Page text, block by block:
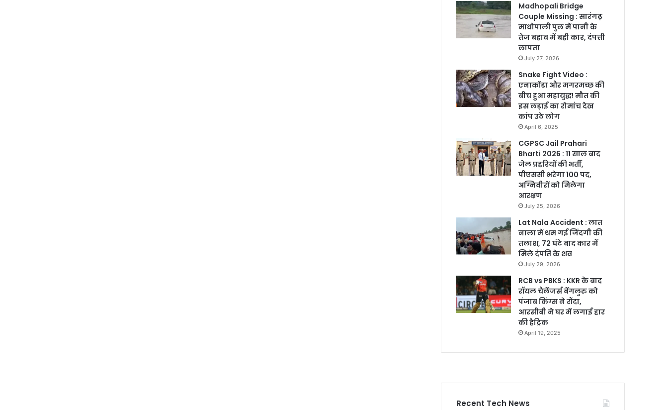
Madhopali Bridge
Couple Missing : सारंगढ़
माधोपाली पुल में पानी के
तेज बहाव में बही कार, दंपत्ती
लापता
July 27, 2026
Snake Fight Video :
एनाकोंडा और मगरमच्छ की
बीच हुआ महायुद्ध! मौत की
इस लड़ाई का रोमांच देख
कांप उठे लोग
April 6, 2025
CGPSC Jail Prahari
Bharti 2026 : 11 साल बाद
जेल प्रहरियों की भर्ती,
पीएससी भरेगा 100 पद,
अग्निवीरों को मिलेगा
आरक्षण
July 25, 2026
Lat Nala Accident : लात
नाला में थम गई जिंदगी की
तलाश, 72 घंटे बाद कार में
मिले दंपति के शव
July 29, 2026
RCB vs PBKS : KKR के बाद
रॉयल चैलेंजर्स बेंगलुरु को
पंजाब किंग्स ने रौंदा,
आरसीबी ने घर में लगाई हार
की हैट्रिक
April 19, 2025
Recent Tech News